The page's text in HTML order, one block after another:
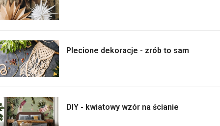
Plecione dekoracje - zrób to sam
DIY - kwiatowy wzór na ścianie